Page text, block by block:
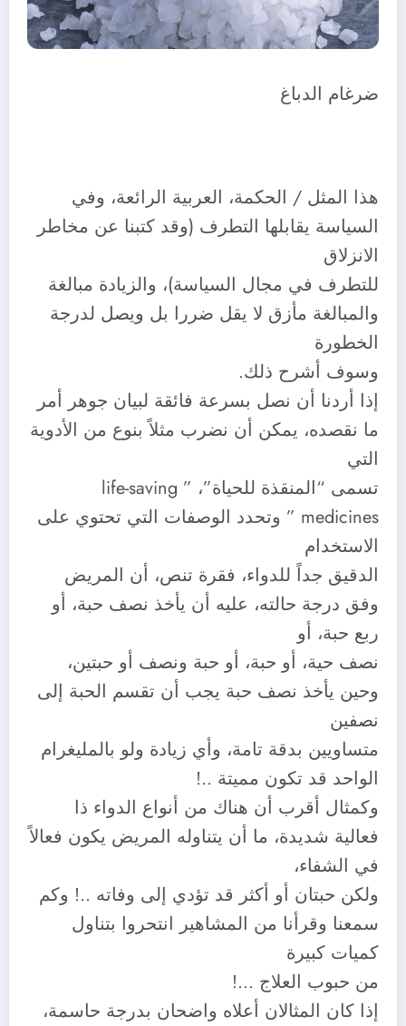
ضرغام الدباغ
هذا المثل / الحكمة، العربية الرائعة، وفي
السياسة يقابلها التطرف (وقد كتبنا عن مخاطر
الانزلاق
للتطرف في مجال السياسة)، والزيادة مبالغة
والمبالغة مأزق لا يقل ضررا بل ويصل لدرجة
الخطورة
وسوف أشرح ذلك.
إذا أردنا أن نصل بسرعة فائقة لبيان جوهر أمر
ما نقصده، يمكن أن نضرب مثلاً بنوع من الأدوية
التي
تسمى “المنقذة للحياة”، ” life-saving
medicines ” وتحدد الوصفات التي تحتوي على
الاستخدام
الدقيق جداً للدواء، فقرة تنص، أن المريض
وفق درجة حالته، عليه أن يأخذ نصف حبة، أو
ربع حبة، أو
نصف حية، أو حبة، أو حبة ونصف أو حبتين،
وحين يأخذ نصف حبة يجب أن تقسم الحبة إلى
نصفين
متساويين بدقة تامة، وأي زيادة ولو بالمليغرام
الواحد قد تكون مميتة ..!
وكمثال أقرب أن هناك من أنواع الدواء ذا
فعالية شديدة، ما أن يتناوله المريض يكون فعالاً
في الشفاء،
ولكن حبتان أو أكثر قد تؤدي إلى وفاته ..! وكم
سمعنا وقرأنا من المشاهير انتحروا بتناول
كميات كبيرة
من حبوب العلاج …!
إذا كان المثالان أعلاه واضحان بدرجة حاسمة،